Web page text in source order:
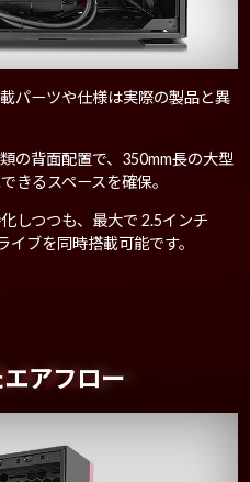
パーツや仕様は実際の製品と異
の背面配置で、350mm長の大型
きるスペースを確保。
しつつも、最大で 2.5インチ
ブを同時搭載可能です。
アフロー